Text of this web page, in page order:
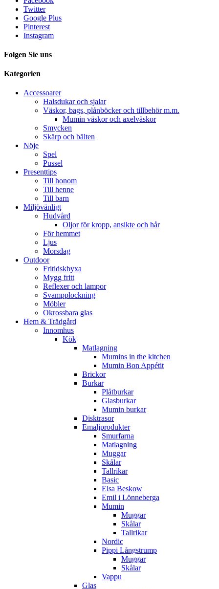
Twitter
Google Plus
Pinterest
Instagram
Folgen Sie uns
Kategorien
Accessoarer
Halsdukar och sjalar
Väskor, bags, plånböcker och tillbehör m.m.
Mumin väskor och axelväskor
Smycken
Skärp och bälten
Nöje
Spel
Pussel
Presenttips
Till honom
Till henne
Till barn
Miljövänligt
Hudvård
Oljor för kropp, ansikte och hår
För hemmet
Ljus
Morsdag
Outdoor
Fritidskbyxa
Mygg fritt
Reflexer och lampor
Svampplockning
Möbler
Okrossbara glas
Hem & Trädgård
Innomhus
Kök
Matlagning
Mumins in the kitchen
Mumin Bon Appétit
Brickor
Burkar
Plåtburkar
Glasburkar
Mumin burkar
Disktrasor
Emaljprodukter
Smurfarna
Matlagning
Muggar
Skålar
Tallrikar
Basic
Elsa Beskow
Emil i Lönneberga
Mumin
Muggar
Skålar
Tallrikar
Nordic
Pippi Långstrump
Muggar
Skålar
Vappu
Glas